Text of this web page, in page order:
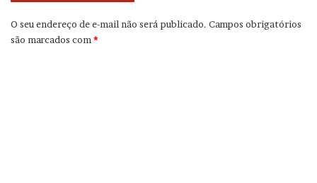
O seu endereço de e-mail não será publicado. Campos obrigatórios
são marcados com*